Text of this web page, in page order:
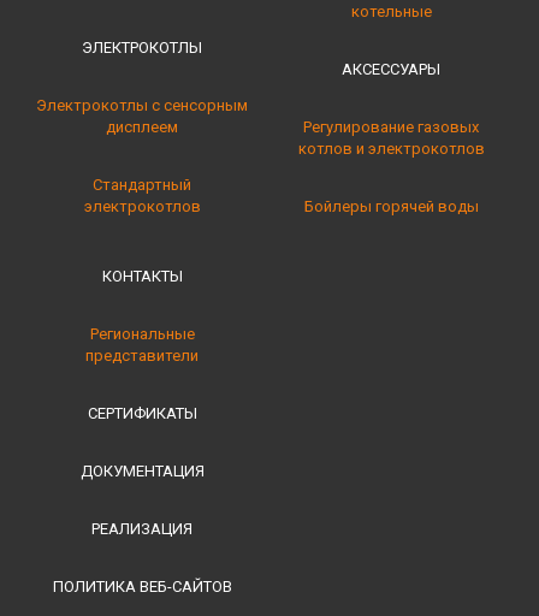
ЭЛЕКТРОКОТЛЫ
Электрокотлы с сенсорным
дисплеем
Стандартный
электрокотлов
котельные
АКСЕССУАРЫ
Регулирование газовых
котлов и электрокотлов
Бойлеры горячей воды
КОНТАКТЫ
Региональные
представители
СЕРТИФИКАТЫ
ДОКУМЕНТАЦИЯ
РЕАЛИЗАЦИЯ
ПОЛИТИКА ВЕБ-САЙТОВ